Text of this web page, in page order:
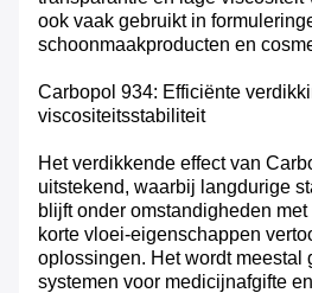
ook vaak gebruikt in
schoonmaakproducten en
Carbopol 934: Efficiënte
viscositeitsstabiliteit
Het verdikkende effect van
uitstekend, waarbij langdurige
blijft onder omstandigheden
korte vloei-eigenschappen
oplossingen. Het wordt meestal
systemen voor medicijnafgifte